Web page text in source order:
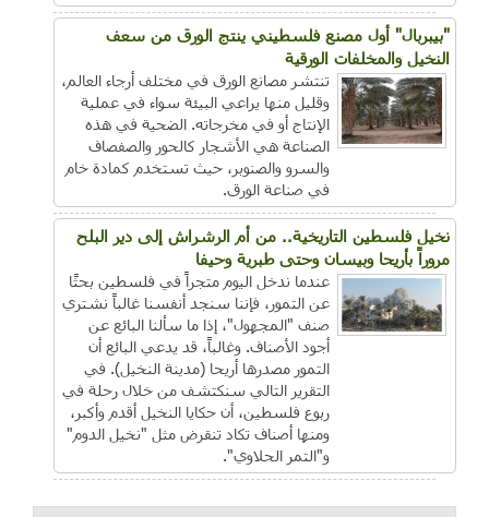
"بيبربال" أول مصنع فلسطيني ينتج الورق من سعف
النخيل والمخلفات الورقية
تنتشر مصانع الورق في مختلف أرجاء العالم،
وقليل منها يراعي البيئة سواء في عملية
الإنتاج أو في مخرجاته. الضحية في هذه
الصناعة هي الأشجار كالحور والصفصاف
والسرو والصنوبر، حيث تستخدم كمادة خام
في صناعة الورق.
نخيل فلسطين التاريخية.. من أم الرشراش إلى دير البلح
مروراً بأريحا وبيسان وحتى طبرية وحيفا
عندما ندخل اليوم متجراً في فلسطين بحثًا
عن التمور، فإننا سنجد أنفسنا غالباً نشتري
صنف "المجهول"، إذا ما سألنا البائع عن
أجود الأصناف. وغالباً، قد يدعي البائع أن
التمور مصدرها أريحا (مدينة النخيل). في
التقرير التالي سنكتشف من خلال رحلة في
ربوع فلسطين، أن حكايا النخيل أقدم وأكبر،
ومنها أصناف تكاد تنقرض مثل "نخيل الدوم"
و"التمر الحلاوي".